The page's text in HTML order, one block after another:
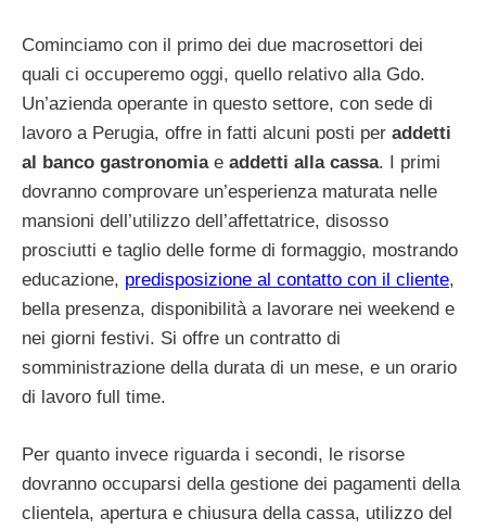
Cominciamo con il primo dei due macrosettori dei
quali ci occuperemo oggi, quello relativo alla Gdo.
Un’azienda operante in questo settore, con sede di
lavoro a Perugia, offre in fatti alcuni posti per addetti
al banco gastronomia e addetti alla cassa. I primi
dovranno comprovare un’esperienza maturata nelle
mansioni dell’utilizzo dell’affettatrice, disosso
prosciutti e taglio delle forme di formaggio, mostrando
educazione, predisposizione al contatto con il cliente,
bella presenza, disponibilità a lavorare nei weekend e
nei giorni festivi. Si offre un contratto di
somministrazione della durata di un mese, e un orario
di lavoro full time.
Per quanto invece riguarda i secondi, le risorse
dovranno occuparsi della gestione dei pagamenti della
clientela, apertura e chiusura della cassa, utilizzo del